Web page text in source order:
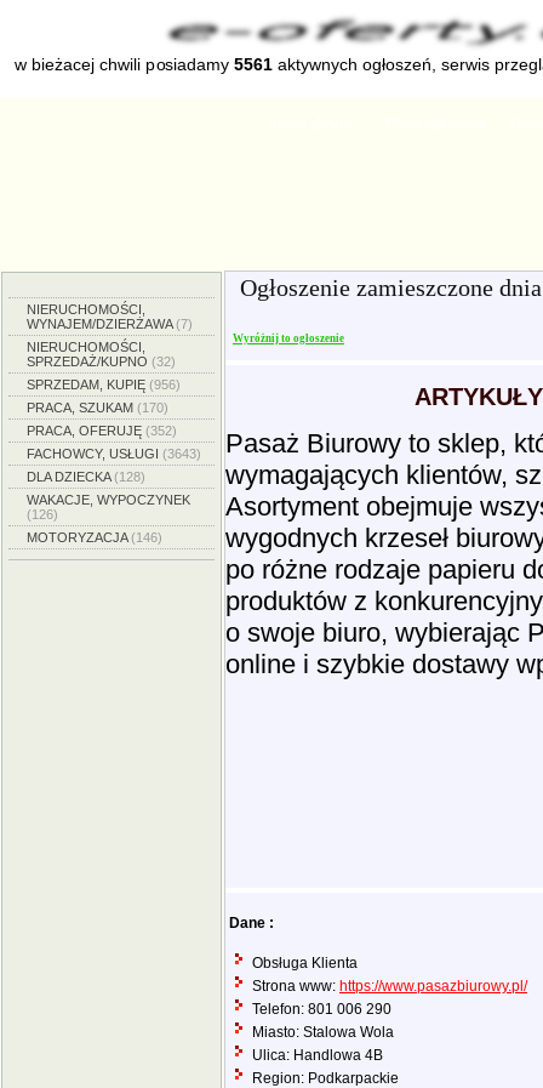
w bieżacej chwili posiadamy5561 aktywnych ogłoszeń, serwis
NIERUCHOMOŚCI,
WYNAJEM/DZIERŻAWA(7)
NIERUCHOMOŚCI,
SPRZEDAŻ/KUPNO (32)
SPRZEDAM, KUPIĘ (956)
PRACA, SZUKAM (170)
PRACA, OFERUJĘ (352)
FACHOWCY, USŁUGI (3643)
DLA DZIECKA(128)
WAKACJE, WYPOCZYNEK
(126)
MOTORYZACJA(146)
Ogłoszenie zamieszczone
Wyróżnij to ogłoszenie
Pasaż Biurowy to sklep,
wymagających klientów,
Asortyment obejmuje
wygodnych krzeseł
po różne rodzaje papieru
produktów z
o swoje biuro, wybierając
online i szybkie dostawy
Dane :
Obsługa Klienta
Strona www: https://www.pasazbiurowy.pl/
Telefon: 801 006 290
Miasto: Stalowa Wola
Ulica: Handlowa 4B
Region: Podkarpackie